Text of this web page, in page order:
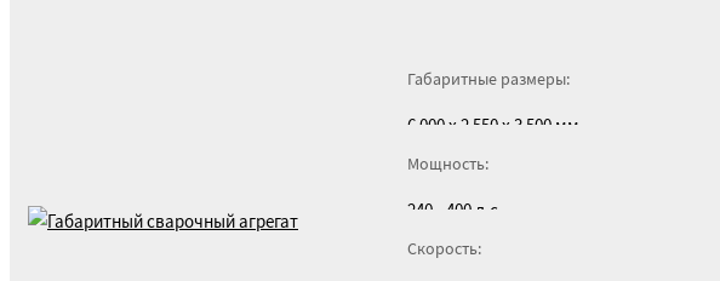
Габаритные размеры:
6 000 x 2 550 x 3 500 мм
Мощность:
240 - 400 л.с.
Скорость: